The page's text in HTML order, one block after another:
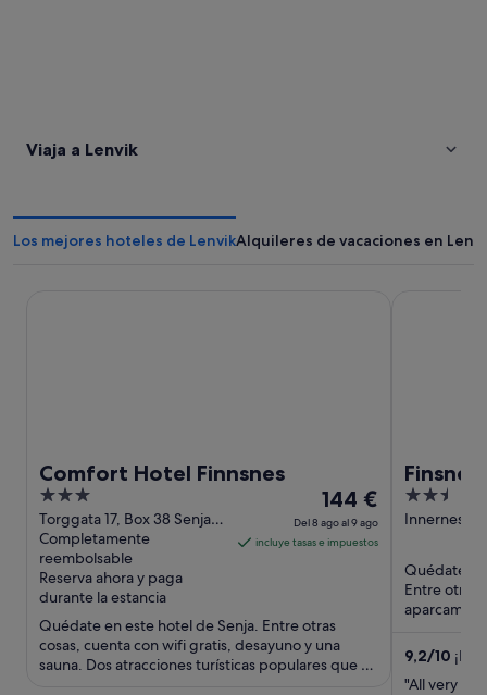
Viaja a Lenvik
Los mejores hoteles de LenvikAlquileres de vacaciones en
Comfort Hotel Finnsnes
3
out
of
5
Torggata 17, Box 38 Senja
Troms
Completamente
reembolsable
Reserva ahora y paga
durante la estancia
El
precio
es
noche
del
144 €
Del 8 ago al 9 ago
incluye tasas e impuestos
Quédate en este hotel de Senja. Entre otras
cosas, cuenta con wifi gratis, desayuno y una
sauna. Dos atracciones turísticas populares que se
2.5
out
5
Innernest 7
Quédate
Entre otras
9,2/10
"All very